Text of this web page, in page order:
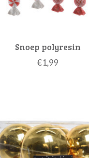
Snoep polyresin
€1,99